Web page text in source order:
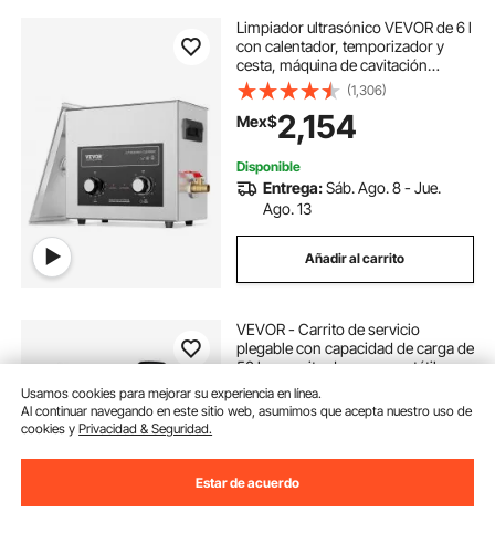
Limpiador ultrasónico VEVOR de 6 l
con calentador, temporizador y
cesta, máquina de cavitación
sónica digital profesional, 180 W,
para relojes, gafas, monedas,
piezas metálicas y herramientas.
(1,306)
Mex$2,154
Disponible
Entrega:Sáb. Ago. 8 - Jue.
Ago. 13
Añadir al carrito
VEVOR - Carrito de servicio
plegable con capacidad de carga de
50 kg, carrito de mano portátil con
ruedas y asa telescópica resistente,
4 ruedas giratorias para viajes,
compras, mudanzas, equipaje y
Mex$ 893
Entrega:
Dom. Ago. 9
Usamos cookies para mejorar su experiencia en línea.
Al continuar navegando en este sitio web, asumimos que acepta nuestro uso de
cookies yPrivacidad & Seguridad.
Estar de acuerdo